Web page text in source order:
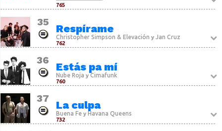
765
35
Respírame
Christopher Simpson & Elevación y Jan Cruz
762
36
Estás pa mí
Nube Roja y Cimafunk
760
37
La culpa
Buena Fey Havana Queens
732